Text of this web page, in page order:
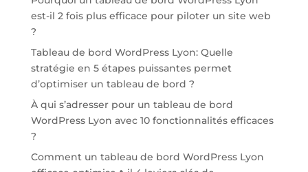
est-il 2 fois plus efficace pour piloter un site web
?
Tableau de bord WordPress Lyon: Quelle
stratégie en 5 étapes puissantes permet
d’optimiser un tableau de bord ?
À qui s’adresser pour un tableau de bord
WordPress Lyon avec 10 fonctionnalités efficaces
?
Comment un tableau de bord WordPress Lyon